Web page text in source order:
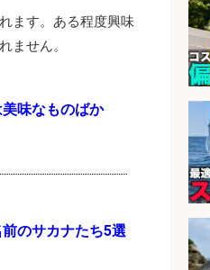
ます。ある程度興味
ません。
味なものばか
のサカナたち5選